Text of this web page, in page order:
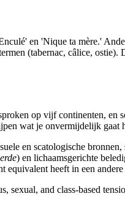
en 'Nique ta mère.'
(tabernac, câlice, ostie).
op vijf continenten, en
wat je onvermijdelijk gaat
en scatologische
) en lichaamsgerichte
equivalent heeft in een andere
and class-based